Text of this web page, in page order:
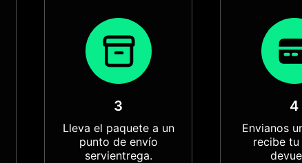
3
Lleva el paquete a un
punto de envío
servientrega.
4
Envianos
recibe tu